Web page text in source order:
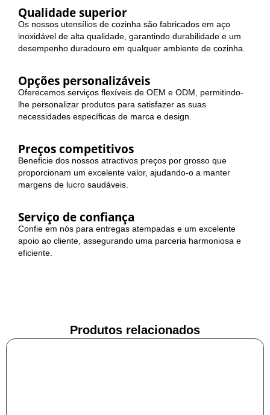
Qualidade superior
Os nossos utensílios de cozinha são fabricados em aço
inoxidável de alta qualidade, garantindo durabilidade e um
desempenho duradouro em qualquer ambiente de cozinha.
Opções personalizáveis
Oferecemos serviços flexíveis de OEM e ODM, permitindo-
lhe personalizar produtos para satisfazer as suas
necessidades específicas de marca e design.
Preços competitivos
Beneficie dos nossos atractivos preços por grosso que
proporcionam um excelente valor, ajudando-o a manter
margens de lucro saudáveis.
Serviço de confiança
Confie em nós para entregas atempadas e um excelente
apoio ao cliente, assegurando uma parceria harmoniosa e
eficiente.
Produtos relacionados